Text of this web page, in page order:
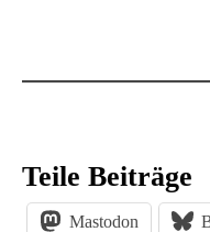
Teile Beiträge
Mastodon